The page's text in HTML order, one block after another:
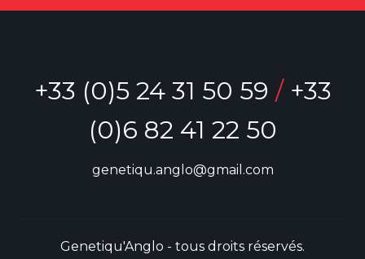
+33 (0)5 24 31 50 59 / +33
(0)6 82 41 22 50
genetiqu.anglo@gmail.com
Genetiqu'Anglo - tous droits réservés.